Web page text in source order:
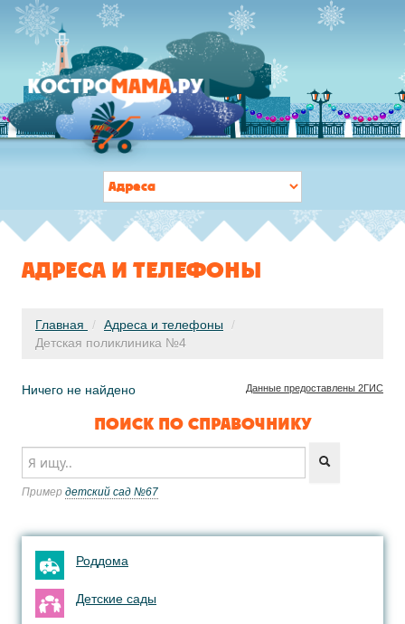
АДРЕСА И ТЕЛЕФОНЫ
Главная / Адреса и телефоны
/
Детская поликлиника №4
Данные предоставлены 2ГИС
Ничего не найдено
ПОИСК ПО СПРАВОЧНИКУ
Пример детский сад №67
Роддома
Детские сады